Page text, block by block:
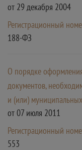
от 29 декабря 2004
Регистрационный
188-ФЗ
О порядке
документов,
и (или)
от 07 июля 2011
Регистрационный
553